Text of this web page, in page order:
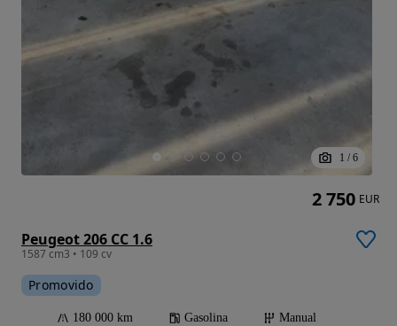
1 / 6
Peugeot 206 CC 1.6
1587 cm3 • 109 cv
Promovido
180 000 km Gasolina
Manual
2 750 EUR